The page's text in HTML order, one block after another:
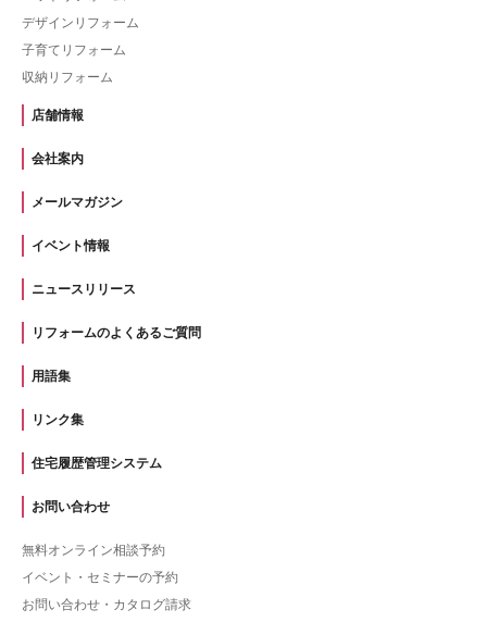
デザインリフォーム
子育てリフォーム
収納リフォーム
店舗情報
会社案内
メールマガジン
イベント情報
ニュースリリース
リフォームのよくあるご質問
用語集
リンク集
住宅履歴管理システム
お問い合わせ
無料オンライン相談予約
イベント・セミナーの予約
お問い合わせ・カタログ請求